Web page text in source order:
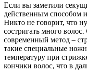
Если вы заметили
действенным способом
Никто не говорит, что
состригать много
современный метод –
такие специальные
температуру при
кончики волос, что в